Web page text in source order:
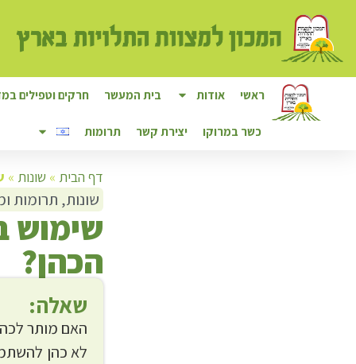
ראשי אודות בית המעשר חרקים וטפילים
כשר במרוקו יצירת קשר תרומות
דף הבית » שונות »
שונות, תרומות
ש
הכהן?
שאלה:
האם מותר
לא כהן